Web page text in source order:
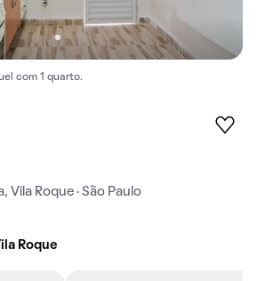
com 1 quarto.
Vila Roque · São Paulo
Roque